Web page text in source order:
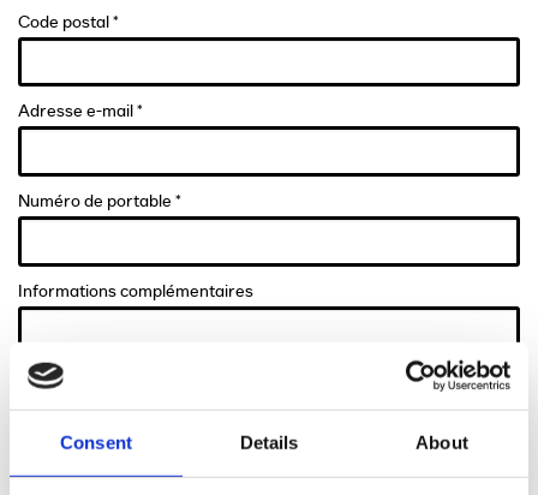
Consent Details About
Code postal *
Adresse e-mail *
Numéro de portable *
Informations complémentaires